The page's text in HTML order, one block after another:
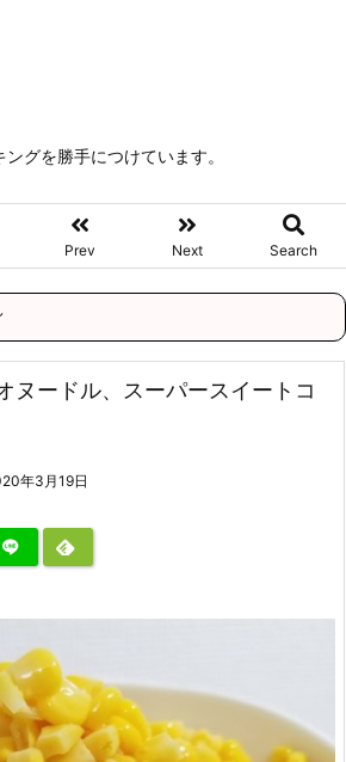
グを勝手につけています。
Prev Next Search
ヌードル、スーパースイートコ
年3月19日